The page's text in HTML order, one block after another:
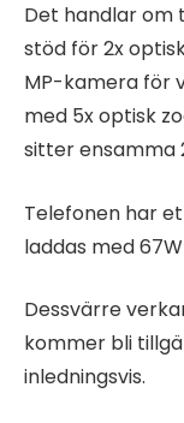
Det handlar om
stöd för 2x
MP-kamera för
med 5x optisk
sitter ensamma
Telefonen har
laddas med
Dessvärre
kommer bli
inledningsvis.